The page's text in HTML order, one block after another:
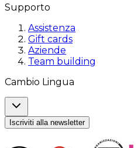
Supporto
Assistenza
Gift cards
Aziende
Team building
Cambio Lingua
Iscriviti alla newsletter